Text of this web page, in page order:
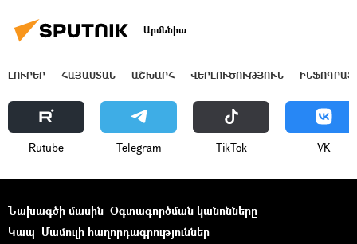
Արմենիա
ԼՈՒՐԵՐ ՀԱՅԱՍՏԱՆ ԱՇԽԱՐՀ ՎԵՐԼՈՒԾՈՒԹՅՈՒՆ
Rutube Telegram ТikТоk VK
Նախագծի մասին Օգտագործման կանոնները
Կապ Մամուլի հաղորդագրություններ